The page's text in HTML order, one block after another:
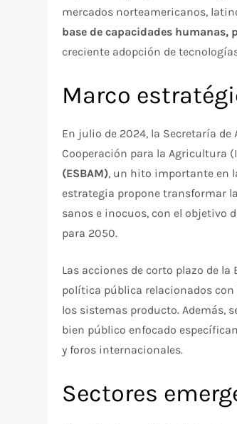
mercados norteamericanos,
base de capacidades humanas,
creciente adopción de
Marco
En julio de 2024, la Secretaría
Cooperación para la Agricultura
(ESBAM), un hito importante en
estrategia propone transformar
sanos e inocuos, con el objetivo
para 2050.​
Las acciones de corto plazo de
política pública relacionados
los sistemas producto. Además,
bien público enfocado
y foros internacionales.​
Sectores